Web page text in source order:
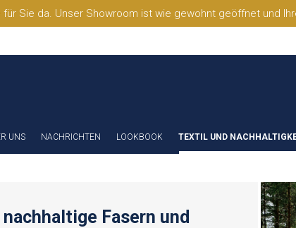
Sie da. Unser Showroom ist wie gewohnt geöffnet und
UNS NACHRICHTEN LOOKBOOK TEXTIL UND
Fasern und